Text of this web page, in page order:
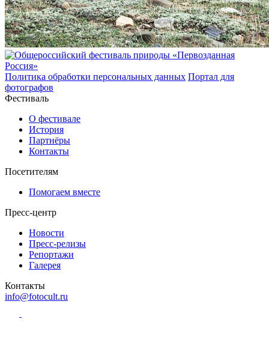
Политика обработки персональных данных Портал для
фотографов
Фестиваль
О фестивале
История
Партнёры
Контакты
Посетителям
Помогаем вместе
Пресс-центр
Новости
Пресс-релизы
Репортажи
Галерея
Контакты
info@fotocult.ru